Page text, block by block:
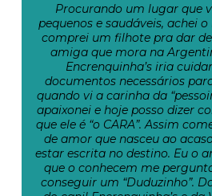
Procurando um lugar que
pequenos e saudáveis, achei o
comprei um filhote pra dar
amiga que mora na
Encrenquinha’s iria
documentos necessários
quando vi a carinha da
apaixonei e hoje posso dizer
que ele é “o CARA”. Assim
de amor que nasceu ao
estar escrita no destino. Eu o
que o conhecem me
conseguir um “Duduzinho”.